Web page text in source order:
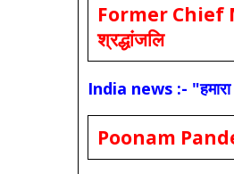
Former Chief
श्रद्धांजलि
India news :- "हमारा
Poonam